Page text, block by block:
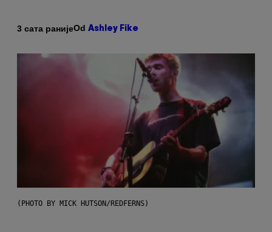
3 сата ранијеOd Ashley Fike
(PHOTO BY MICK HUTSON/REDFERNS)